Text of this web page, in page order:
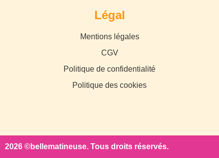
Légal
Mentions légales
CGV
Politique de confidentialité
Politique des cookies
2026 ©bellematineuse. Tous droits réservés.